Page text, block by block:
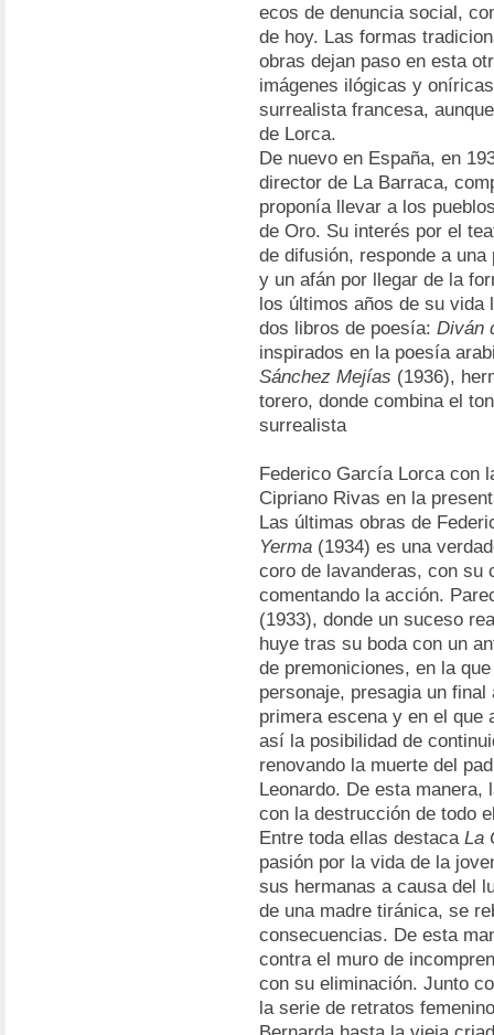
ecos de denuncia social,
de hoy. Las formas
obras dejan paso en esta
imágenes ilógicas y
surrealista francesa,
de Lorca.
De nuevo en España, en
director de La Barraca,
proponía llevar a los
de Oro. Su interés por el
de difusión, responde a
y un afán por llegar de la
los últimos años de su vida
dos libros de poesía: Diván
inspirados en la poesía
Sánchez Mejías (1936),
torero, donde combina el
surrealista
Federico García Lorca con
Cipriano Rivas en la
Las últimas obras de
Yerma (1934) es una
coro de lavanderas, con su
comentando la acción.
(1933), donde un suceso
huye tras su boda con un
de premoniciones, en la
personaje, presagia un
primera escena y en el que
así la posibilidad de
renovando la muerte del
Leonardo. De esta manera,
con la destrucción de todo
Entre toda ellas destaca La
pasión por la vida de la
sus hermanas a causa del
de una madre tiránica, se
consecuencias. De esta
contra el muro de
con su eliminación. Junto
la serie de retratos